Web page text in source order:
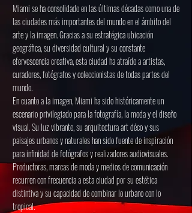
​Miami se ha consolidado en las últimas décadas como una de
las ciudades más importantes del mundo en el ámbito del
arte y la imagen. Gracias a su estratégica ubicación
geográfica, su diversidad cultural y su constante
efervescencia creativa, esta ciudad ha atraído a artistas,
curadores, fotógrafos y coleccionistas de todas partes del
mundo.
En cuanto a la imagen, Miami ha sido históricamente un
escenario privilegiado para la fotografía, la moda y el diseño
visual. Su luz vibrante, su arquitectura art déco y sus
paisajes urbanos y naturales han sido fuente de inspiración
para infinidad de fotógrafos y realizadores audiovisuales.
Productoras, marcas de moda y medios de comunicación
recurren con frecuencia a esta ciudad por su estética
distintiva y su capacidad de combinar lo urbano con lo
tropical.